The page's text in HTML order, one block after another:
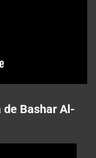
de Bashar Al-